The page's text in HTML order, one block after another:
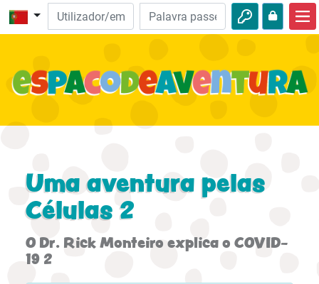
Aventuras da Bíblia
Aventuras
Uma aventura pelas
Células 2
O Dr. Rick Monteiro explica o COVID-
19 2